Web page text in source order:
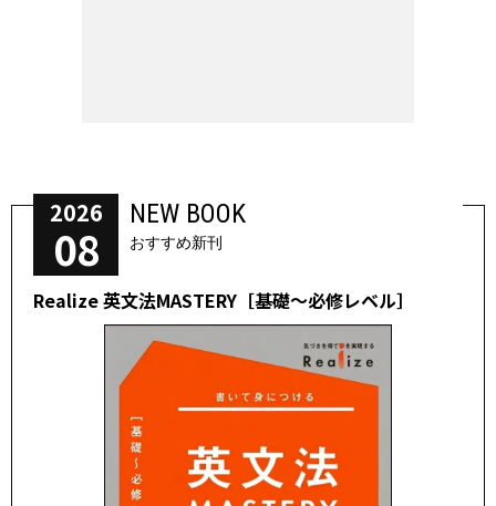
2026
08
NEW BOOK
おすすめ新刊
Realize 英文法MASTERY［基礎～必修レベル］